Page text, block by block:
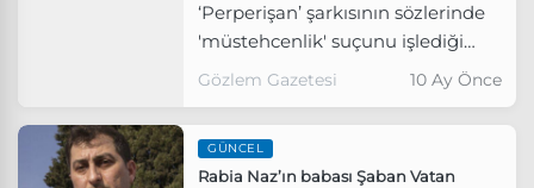
‘Perperişan’ şarkısının sözlerinde
'müstehcenlik' suçunu işlediği
iddiasıyla 6 aydan 3 yıla kadar
Gözlem Gazetesi 10 Ay Önce
GÜNCEL
Rabia Naz’ın babası Şaban Vatan